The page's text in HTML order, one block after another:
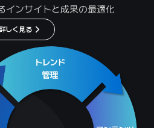
インサイトと成果の最適化
しく見る